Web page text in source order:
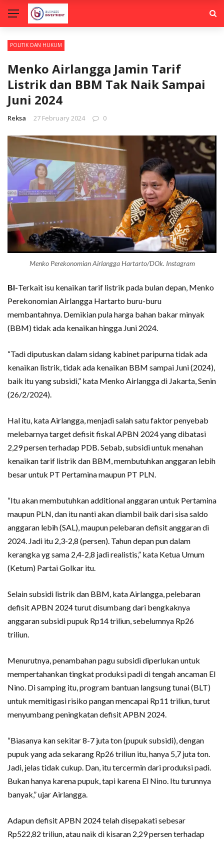
POLITIK DAN HUKUM
Menko Airlangga Jamin Tarif
Listrik dan BBM Tak Naik Sampai
Juni 2024
Reksa 27 February 2024 0
Menko Perekonomian Airlangga Hartarto/DOk. Instagram
BI-Terkait isu kenaikan tarif listrik pada bulan depan, Menko
Perekonomian Airlangga Hartarto buru-buru
membantahnya. Demikian pula harga bahan bakar minyak
(BBM) tidak ada kenaikan hingga Juni 2024.
“Tadi diputuskan dalam sidang kabinet paripurna tidak ada
kenaikan listrik, tidak ada kenaikan BBM sampai Juni (2024),
baik itu yang subsidi,” kata Menko Airlangga di Jakarta, Senin
(26/2/2024).
Hal itu, kata Airlangga, menjadi salah satu faktor penyebab
melebarnya target defisit fiskal APBN 2024 yang dibatasi
2,29 persen terhadap PDB. Sebab, subsidi untuk menahan
kenaikan tarif listrik dan BBM, membutuhkan anggaran lebih
besar untuk PT Pertamina maupun PT PLN.
“Itu akan membutuhkan additional anggaran untuk Pertamina
maupun PLN, dan itu nanti akan diambil baik dari sisa saldo
anggaran lebih (SAL), maupun pelebaran defisit anggaran di
2024. Jadi itu 2,3-2,8 (persen). Tahun depan pun dalam
kerangka yg sama 2,4-2,8 jadi realistis,” kata Ketua Umum
(Ketum) Partai Golkar itu.
Selain subsidi listrik dan BBM, kata Airlangga, pelebaran
defisit APBN 2024 turut disumbang dari bengkaknya
anggaran subsidi pupuk Rp14 triliun, sebelumnya Rp26
triliun.
Menurutnya, penambahan pagu subsidi diperlukan untuk
mempertahankan tingkat produksi padi di tengah ancaman El
Nino. Di samping itu, program bantuan langsung tunai (BLT)
untuk memitigasi risiko pangan mencapai Rp11 triliun, turut
menyumbang peningkatan defisit APBN 2024.
“Biasanya kan sekitar 8-7 juta ton (pupuk subsidi), dengan
pupuk yang ada sekarang Rp26 triliun itu, hanya 5,7 juta ton.
Jadi, jelas tidak cukup. Dan, itu tercermin dari produksi padi.
Bukan hanya karena pupuk, tapi karena El Nino. Itu turunnya
banyak,” ujar Airlangga.
Adapun defisit APBN 2024 telah disepakati sebesar
Rp522,82 triliun, atau naik di kisaran 2,29 persen terhadap